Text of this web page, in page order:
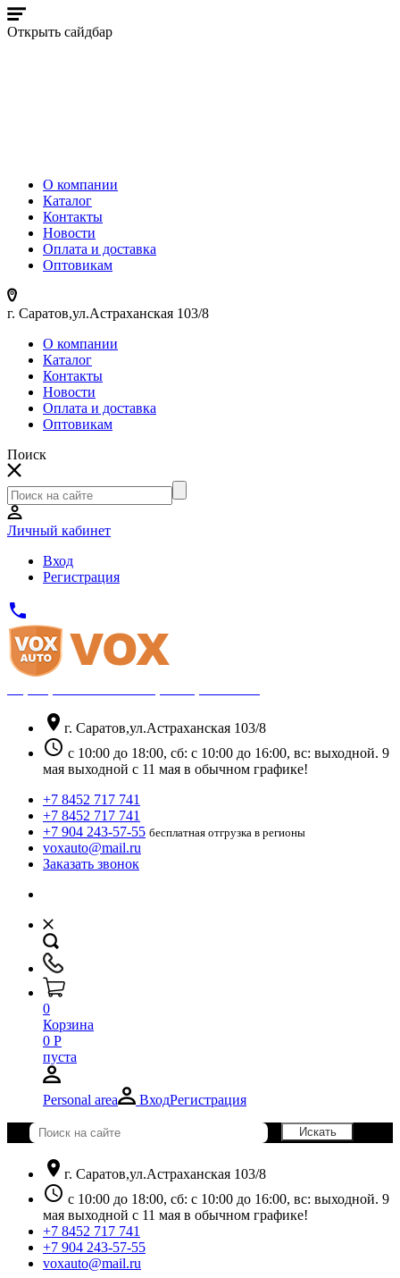
Открыть сайдбар
О компании
Каталог
Контакты
Новости
Оплата и доставка
Оптовикам
г. Саратов,ул.Астраханская 103/8
О компании
Каталог
Контакты
Новости
Оплата и доставка
Оптовикам
Поиск
Личный кабинет
Вход
Регистрация
phone
location_on г. Саратов,ул.Астраханская 103/8
schedule с 10:00 до 18:00, сб: с 10:00 до 16:00, вс: выходной. 9
мая выходной с 11 мая в обычном графике!
+7 8452 717 741
+7 8452 717 741
+7 904 243-57-55 бесплатная отгрузка в регионы
voxauto@mail.ru
Заказать звонок
0
Корзина
0 Р
пуста
Personal area ВходРегистрация
location_on г. Саратов,ул.Астраханская 103/8
schedule с 10:00 до 18:00, сб: с 10:00 до 16:00, вс: выходной. 9
мая выходной с 11 мая в обычном графике!
+7 8452 717 741
+7 904 243-57-55
voxauto@mail.ru